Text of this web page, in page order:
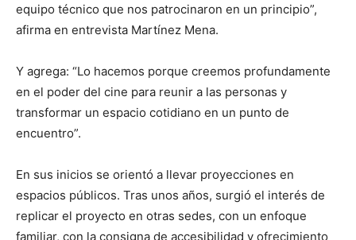
equipo técnico que nos patrocinaron en un principio”,
afirma en entrevista Martínez Mena.
Y agrega: “Lo hacemos porque creemos profundamente
en el poder del cine para reunir a las personas y
transformar un espacio cotidiano en un punto de
encuentro”.
En sus inicios se orientó a llevar proyecciones en
espacios públicos. Tras unos años, surgió el interés de
replicar el proyecto en otras sedes, con un enfoque
familiar, con la consigna de accesibilidad y ofrecimiento